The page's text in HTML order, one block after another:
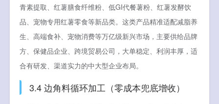
青素提取、红薯膳食纤维粉、低GI代餐薯粉、红薯发酵饮
品、宠物专用红薯零食等新品类。这类产品精准适配减脂养
生、高端食补、宠物消费等万亿级新兴市场，主要供给品牌
方、保健品企业、跨境贸易公司，大单稳定、利润丰厚，适
合有研发、渠道实力的中大型企业布局。
3.4 边角料循环加工（零成本兜底增收）